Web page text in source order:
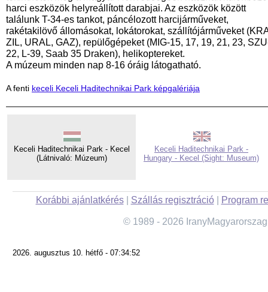
harci eszközök helyreállított darabjai. Az eszközök között
találunk T-34-es tankot, páncélozott harcijárműveket,
rakétakilövő állomásokat, lokátorokat, szállítójárműveket
ZIL, URAL, GAZ), repülőgépeket (MIG-15, 17, 19, 21, 23,
22, L-39, Saab 35 Draken), helikoptereket.
A múzeum minden nap 8-16 óráig látogatható.
A fenti keceli Keceli Haditechnikai Park képgalériája
Keceli Haditechnikai Park - Kecel
(Látnivaló: Múzeum)
Keceli Haditechnikai Park -
Hungary - Kecel (Sight: Museum)
Korábbi ajánlatkérés| Szállás regisztráció| Program
© 1989 - 2026
2026. augusztus 10. hétfő - 07:34:52